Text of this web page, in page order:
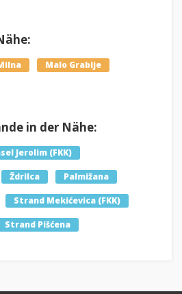
Malo Grablje
in der Nähe:
Jerolim (FKK)
Ždrilca Palmižana
Strand Mekićevica (FKK)
Strand Pišćena